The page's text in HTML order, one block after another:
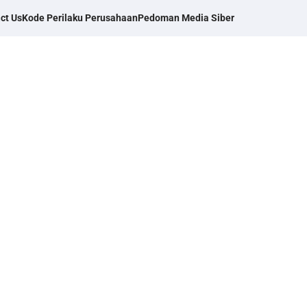
UsKode Perilaku PerusahaanPedoman Media Siber